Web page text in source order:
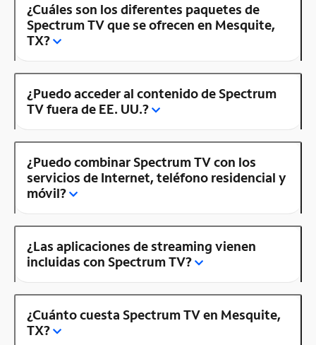
¿Cuáles son los diferentes paquetes de
Spectrum TV que se ofrecen en Mesquite,
TX?
¿Puedo acceder al contenido de Spectrum
TV fuera de EE. UU.?
¿Puedo combinar Spectrum TV con los
servicios de Internet, teléfono residencial y
móvil?
¿Las aplicaciones de streaming vienen
incluidas con Spectrum TV?
¿Cuánto cuesta Spectrum TV en Mesquite,
TX?